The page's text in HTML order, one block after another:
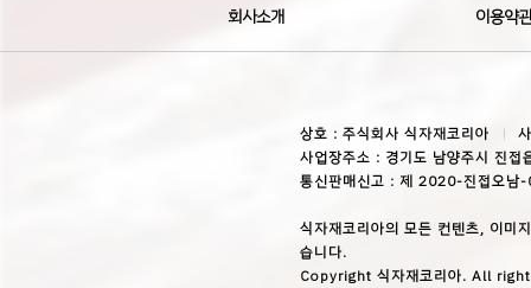
회사소개 이용약
상호 : 주식회사 식자재코리아
사업장주소 : 경기도 남양주시 진
통신판매신고 : 제 2020-진접오남
식자재코리아의 모든 컨텐츠, 이미
습니다.
Copyright 식자재코리아. All